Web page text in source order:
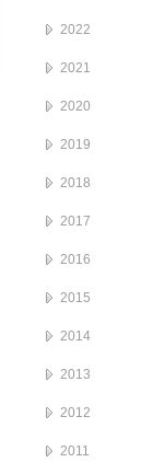
2022
2021
2020
2019
2018
2017
2016
2015
2014
2013
2012
2011